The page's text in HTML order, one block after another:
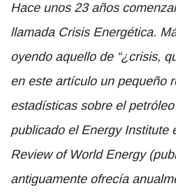
Hace unos 23 años
llamada Crisis Energética.
oyendo aquello de “¿crisis,
en este artículo un pequeño
estadísticas sobre el
publicado el Energy Institute
Review of World Energy
antiguamente ofrecía